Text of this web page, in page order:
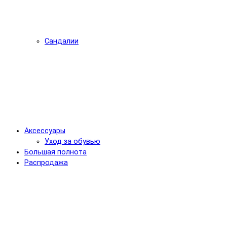
Сандалии
Аксессуары
Уход за обувью
Большая полнота
Распродажа